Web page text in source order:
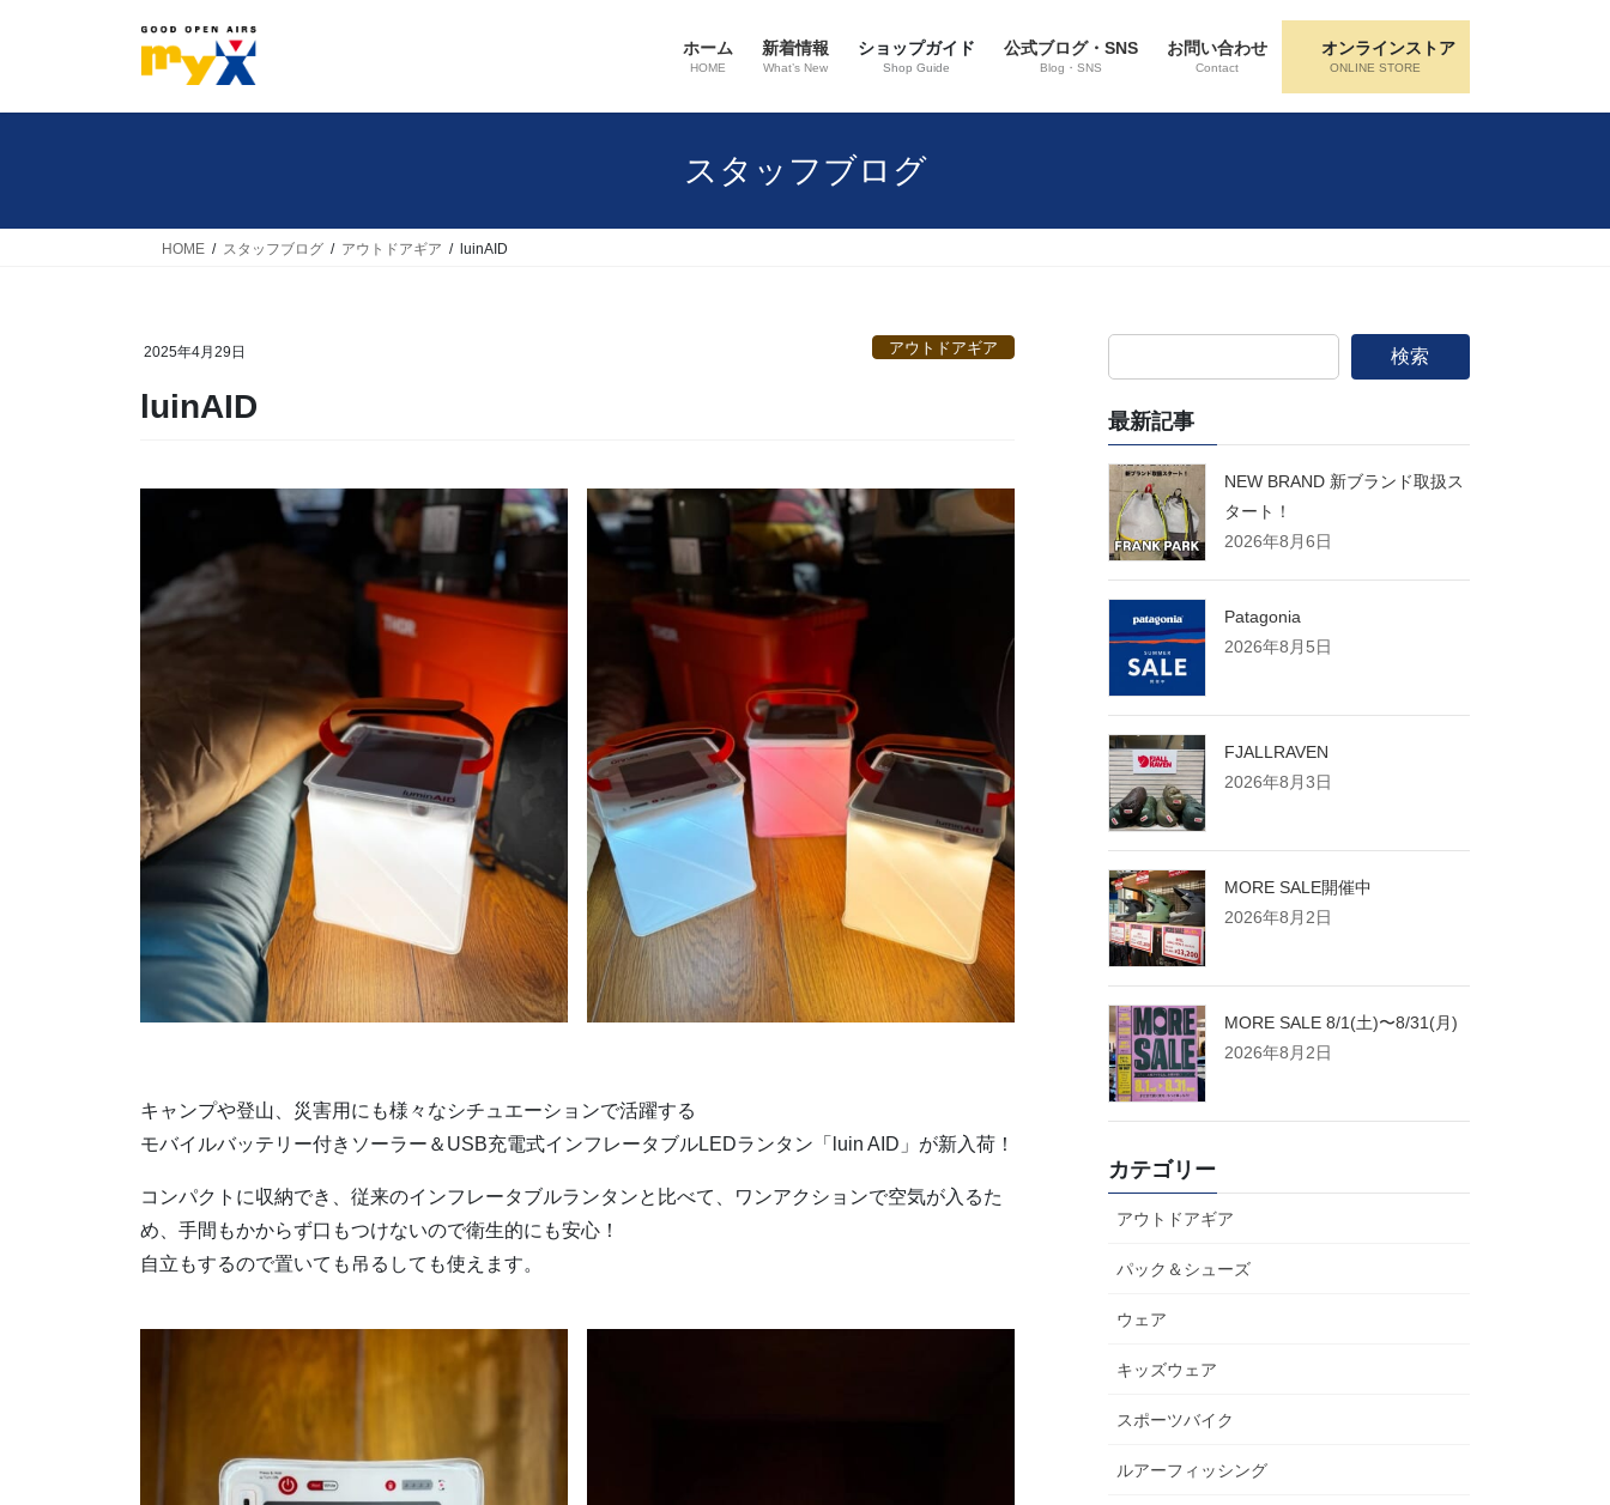
ン
ー
ホーム
HOME
新着情報
What’s New
ショップガイド
Shop Guide
公式ブログ・SNS
Blog・SNS
お問い合わせ
Contact
オンラインストア
ONLINE STORE
スタッフブログ
HOME スタッフブログ アウトドアギア luinAID
2025年4月29日 アウトドアギア
luinAID
キャンプや登山、災害用にも様々なシチュエーションで活躍する
モバイルバッテリー付きソーラー＆USB充電式インフレータブルLEDランタン「luin AID」が新入荷！
コンパクトに収納でき、従来のインフレータブルランタンと比べて、ワンアクションで空気が入るた
め、手間もかからず口もつけないので衛生的にも安心！
自立もするので置いても吊るしても使えます。
検索
最新記事
NEW BRAND 新ブランド取扱ス
タート！
2026年8月6日
Patagonia
2026年8月5日
FJALLRAVEN
2026年8月3日
MORE SALE開催中
2026年8月2日
MORE SALE 8/1(土)〜8/31(月)
2026年8月2日
カテゴリー
アウトドアギア
パック＆シューズ
ウェア
キッズウェア
スポーツバイク
ルアーフィッシング